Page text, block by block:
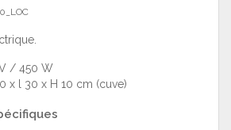
/ 450 W
x l 30 x H 10 cm (cuve)